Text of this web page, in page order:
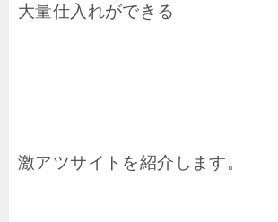
大量仕入れができる
激アツサイトを紹介します。